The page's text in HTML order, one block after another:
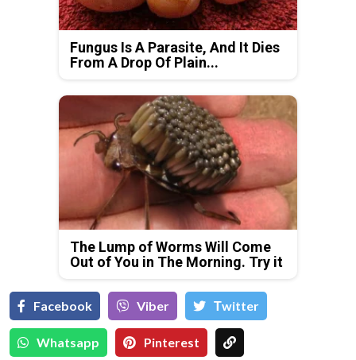
Fungus Is A Parasite, And It Dies
From A Drop Of Plain...
The Lump of Worms Will Come
Out of You in The Morning. Try it
Facebook Viber Тwitter
Whatsapp Pinterest